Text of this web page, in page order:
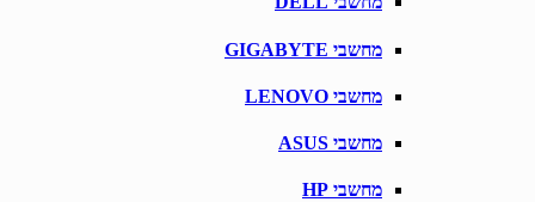
מחשבי GIGABYTE
מחשבי LENOVO
מחשבי ASUS
מחשבי HP